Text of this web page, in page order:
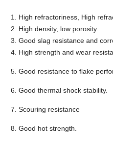
1. High refractoriness, High
2. High density, low porosity.
3. Good slag resistance and
4. High strength and wear
5. Good resistance to flake
6. Good thermal shock stability.
7. Scouring resistance
8. Good hot strength.